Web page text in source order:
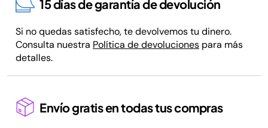
15 días de garantía de devolución
Si no quedas satisfecho, te devolvemos tu dinero.
Consulta nuestra Política de devoluciones para más
detalles.
Envío gratis en todas tus compras